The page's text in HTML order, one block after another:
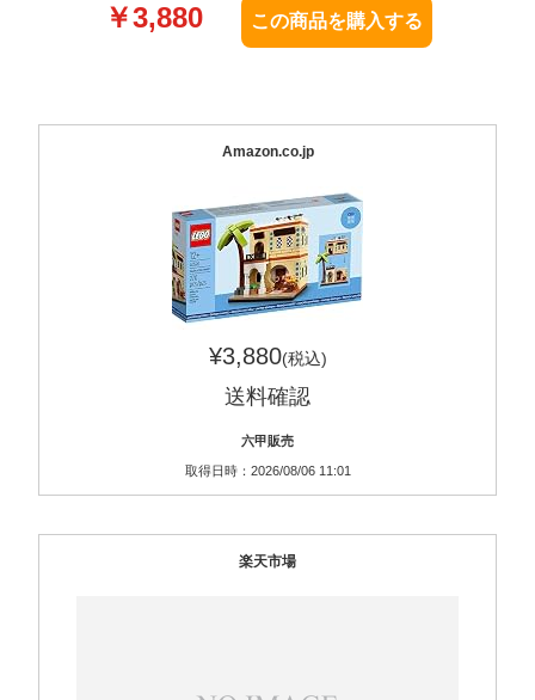
￥3,880
Amazon.co.jp
¥3,880(税込)
送料確認
六甲販売
取得日時：2026/08/06 11:01
楽天市場